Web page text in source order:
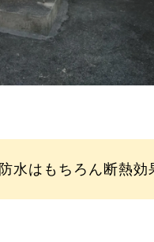
水はもちろん断熱